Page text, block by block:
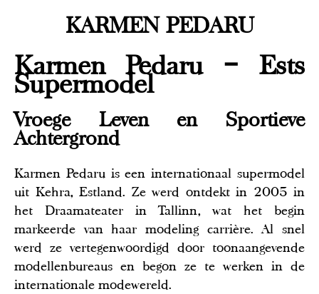
KARMEN PEDARU
Karmen Pedaru – Ests
Supermodel
Vroege Leven en Sportieve
Achtergrond
Karmen Pedaru is een internationaal supermodel
uit Kehra, Estland. Ze werd ontdekt in 2005 in
het Draamateater in Tallinn, wat het begin
markeerde van haar modeling carrière. Al snel
werd ze vertegenwoordigd door toonaangevende
modellenbureaus en begon ze te werken in de
internationale modewereld.